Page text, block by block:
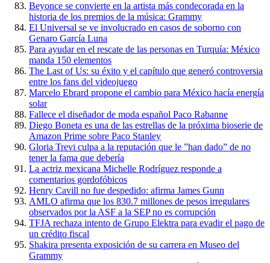
Beyonce se convierte en la artista más condecorada en la
historia de los premios de la música: Grammy
El Universal se ve involucrado en casos de soborno con
Genaro García Luna
Para ayudar en el rescate de las personas en Turquía: México
manda 150 elementos
The Last of Us: su éxito y el capítulo que generó controversia
entre los fans del videojuego
Marcelo Ebrard propone el cambio para México hacía energía
solar
Fallece el diseñador de moda español Paco Rabanne
Diego Boneta es una de las estrellas de la próxima bioserie de
Amazon Prime sobre Paco Stanley
Gloria Trevi culpa a la reputación que le ”han dado” de no
tener la fama que debería
La actriz mexicana Michelle Rodríguez responde a
comentarios gordofóbicos
Henry Cavill no fue despedido: afirma James Gunn
AMLO afirma que los 830.7 millones de pesos irregulares
observados por la ASF a la SEP no es corrupción
TFJA rechaza intento de Grupo Elektra para evadir el pago de
un crédito fiscal
Shakira presenta exposición de su carrera en Museo del
Grammy